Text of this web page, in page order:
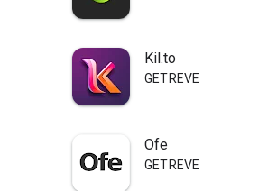
Kil.to
GETREVE
Ofe
GETREVE